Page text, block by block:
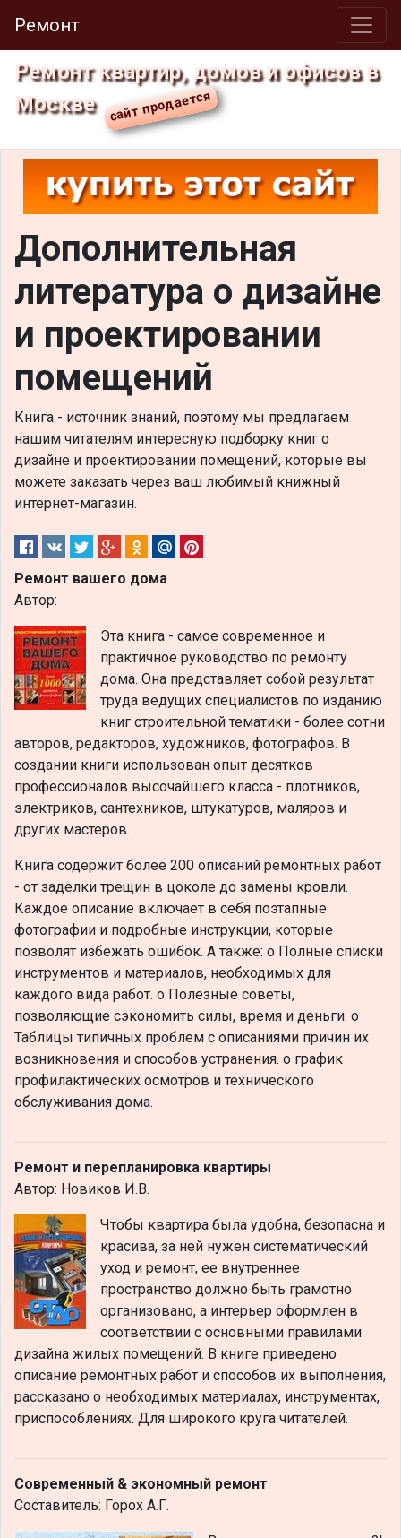
Ремонт
Ремонт квартир, домов и офисов в
Москве
Дополнительная
литература о дизайне
и проектировании
помещений
Книга - источник знаний, поэтому мы предлагаем
нашим читателям интересную подборку книг о
дизайне и проектировании помещений, которые вы
можете заказать через ваш любимый книжный
интернет-магазин.
Ремонт вашего дома
Автор:
Эта книга - самое современное и
практичное руководство по ремонту
дома. Она представляет собой результат
труда ведущих специалистов по изданию
книг строительной тематики - более сотни
авторов, редакторов, художников, фотографов. В
создании книги использован опыт десятков
профессионалов высочайшего класса - плотников,
электриков, сантехников, штукатуров, маляров и
других мастеров.
Книга содержит более 200 описаний ремонтных работ
- от заделки трещин в цоколе до замены кровли.
Каждое описание включает в себя поэтапные
фотографии и подробные инструкции, которые
позволят избежать ошибок. А также: o Полные списки
инструментов и материалов, необходимых для
каждого вида работ. o Полезные советы,
позволяющие сэкономить силы, время и деньги. o
Таблицы типичных проблем с описаниями причин их
возникновения и способов устранения. o график
профилактических осмотров и технического
обслуживания дома.
Ремонт и перепланировка квартиры
Автор: Новиков И.В.
Чтобы квартира была удобна, безопасна и
красива, за ней нужен систематический
уход и ремонт, ее внутреннее
пространство должно быть грамотно
организовано, а интерьер оформлен в
соответствии с основными правилами
дизайна жилых помещений. В книге приведено
описание ремонтных работ и способов их выполнения,
рассказано о необходимых материалах, инструментах,
приспособлениях. Для широкого круга читателей.
Современный & экономный ремонт
Составитель: Горох А.Г.